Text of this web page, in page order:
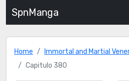
SpnManga
Home
Immortal and Martial
Capitulo 380